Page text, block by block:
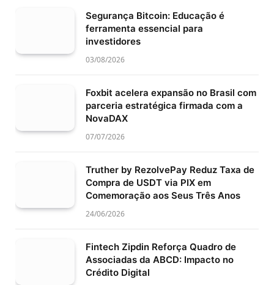
Segurança Bitcoin: Educação é
ferramenta essencial para
investidores
03/08/2026
Foxbit acelera expansão no Brasil com
parceria estratégica firmada com a
NovaDAX
07/07/2026
Truther by RezolvePay Reduz Taxa de
Compra de USDT via PIX em
Comemoração aos Seus Três Anos
24/06/2026
Fintech Zipdin Reforça Quadro de
Associadas da ABCD: Impacto no
Crédito Digital